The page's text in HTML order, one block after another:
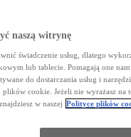
naszą witrynę
świadczenie usług, dlatego
lub tablecie. Pomagają one
do dostarczania usług i
cookie. Jeżeli nie wyrażasz na
w naszej Polityce plików